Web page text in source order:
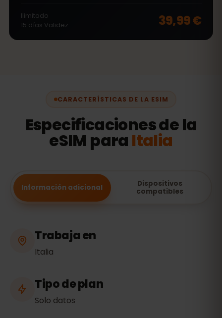
Ilimitado
15 días Validez 39,99 €
CARACTERÍSTICAS DE LA ESIM
Especificaciones de la
eSIM para Italia
Información adicional
Dispositivos
compatibles
Trabaja en
Italia
Tipo de plan
Solo datos